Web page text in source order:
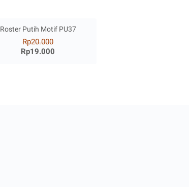
Roster Putih Motif PU37
Rp20.000
Rp19.000